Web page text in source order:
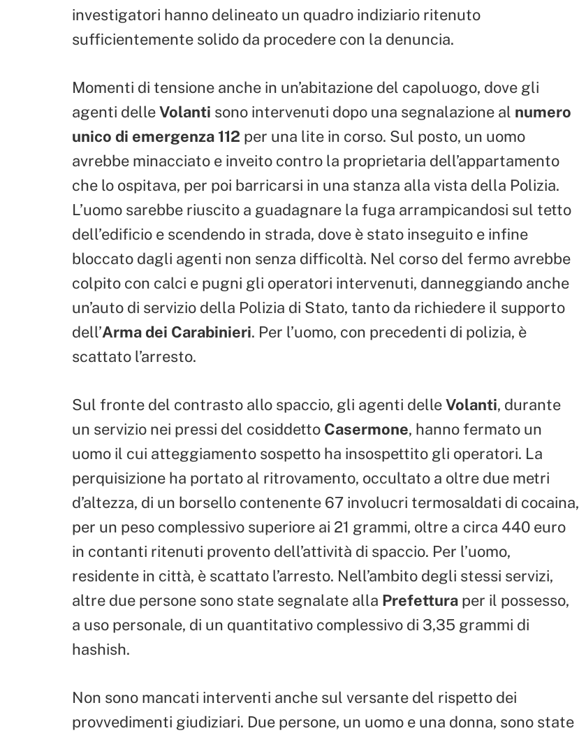
investigatori hanno delineato un quadro indiziario ritenuto
sufficientemente solido da procedere con la denuncia.
Momenti di tensione anche in un’abitazione del capoluogo, dove gli
agenti delleVolanti sono intervenuti dopo una segnalazione al numero
unico di emergenza 112 per una lite in corso. Sul posto, un uomo
avrebbe minacciato e inveito contro la proprietaria dell’appartamento
che lo ospitava, per poi barricarsi in una stanza alla vista della Polizia.
L’uomo sarebbe riuscito a guadagnare la fuga arrampicandosi sul tetto
dell’edificio e scendendo in strada, dove è stato inseguito e infine
bloccato dagli agenti non senza difficoltà. Nel corso del fermo avrebbe
colpito con calci e pugni gli operatori intervenuti, danneggiando anche
un’auto di servizio della Polizia di Stato, tanto da richiedere il supporto
dell’Arma dei Carabinieri. Per l’uomo, con precedenti di polizia, è
scattato l’arresto.
Sul fronte del contrasto allo spaccio, gli agenti delleVolanti, durante
un servizio nei pressi del cosiddetto Casermone, hanno fermato un
uomo il cui atteggiamento sospetto ha insospettito gli operatori. La
perquisizione ha portato al ritrovamento, occultato a oltre due metri
d’altezza, di un borsello contenente 67 involucri termosaldati di cocaina,
per un peso complessivo superiore ai 21 grammi, oltre a circa 440 euro
in contanti ritenuti provento dell’attività di spaccio. Per l’uomo,
residente in città, è scattato l’arresto. Nell’ambito degli stessi servizi,
altre due persone sono state segnalate alla Prefettura per il possesso,
a uso personale, di un quantitativo complessivo di 3,35 grammi di
hashish.
Non sono mancati interventi anche sul versante del rispetto dei
provvedimenti giudiziari. Due persone, un uomo e una donna, sono state